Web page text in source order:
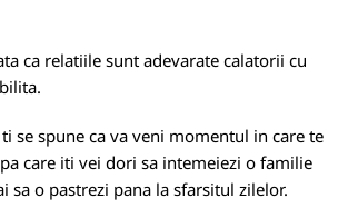
ca relatiile sunt adevarate calatorii cu
se spune ca va veni momentul in care te
care iti vei dori sa intemeiezi o familie
sa o pastrezi pana la sfarsitul zilelor.